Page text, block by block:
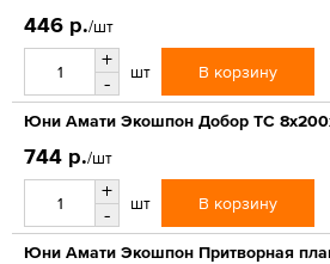
446 р./шт
+
-
шт В корзину
Юни Амати Экошпон Добор ТС
744 р./шт
+
-
шт В корзину
Юни Амати Экошпон Притворная